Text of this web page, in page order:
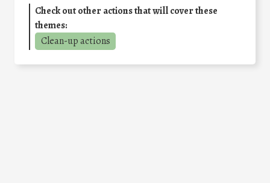
Check out other actions that will cover these
themes:
Clean-up actions